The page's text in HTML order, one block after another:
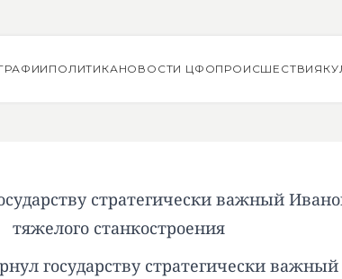
ПОЛИТИКАНОВОСТИ ЦФОПРОИСШЕСТВИЯ
стратегически важный
тяжелого станкостроения
государству стратегически